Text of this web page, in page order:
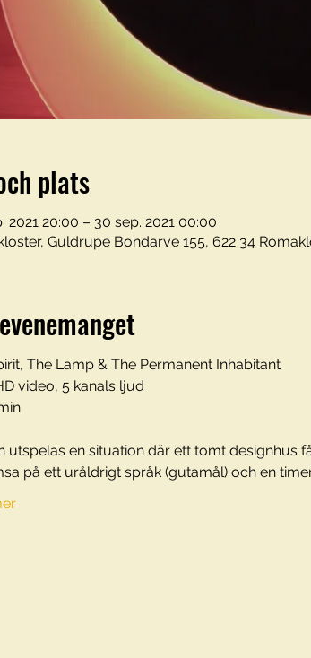
plats
2021 20:00 – 30 sep. 2021 00:00
Guldrupe Bondarve 155, 622 34
The Lamp & The Permanent Inhabitant
video, 5 kanals ljud
utspelas en situation där ett tomt designhus
på ett uråldrigt språk (gutamål) och en